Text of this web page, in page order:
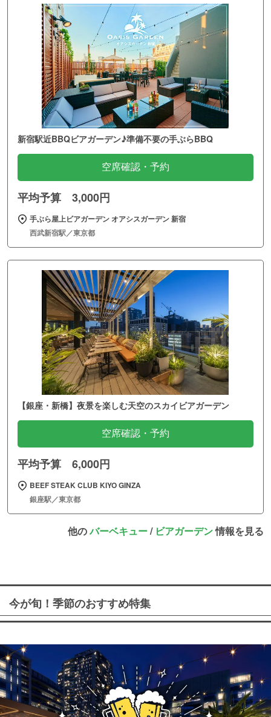
新宿駅近BBQビアガーデン♪準備不要の手ぶらBBQ
空席確認・予約
平均予算 3,000円
手ぶら屋上ビアガーデン オアシスガーデン 新宿
西武新宿駅／東京都
【銀座・新橋】夜景を楽しむ天空のスカイビアガーデン
空席確認・予約
平均予算 6,000円
BEEF STEAK CLUB KIYO GINZA
銀座駅／東京都
他のバーベキュー/ ビアガーデン情報を見る
今が旬！季節のおすすめ特集